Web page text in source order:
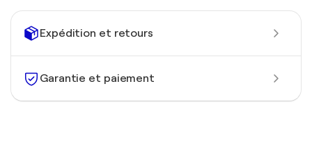
Expédition et retours
Garantie et paiement